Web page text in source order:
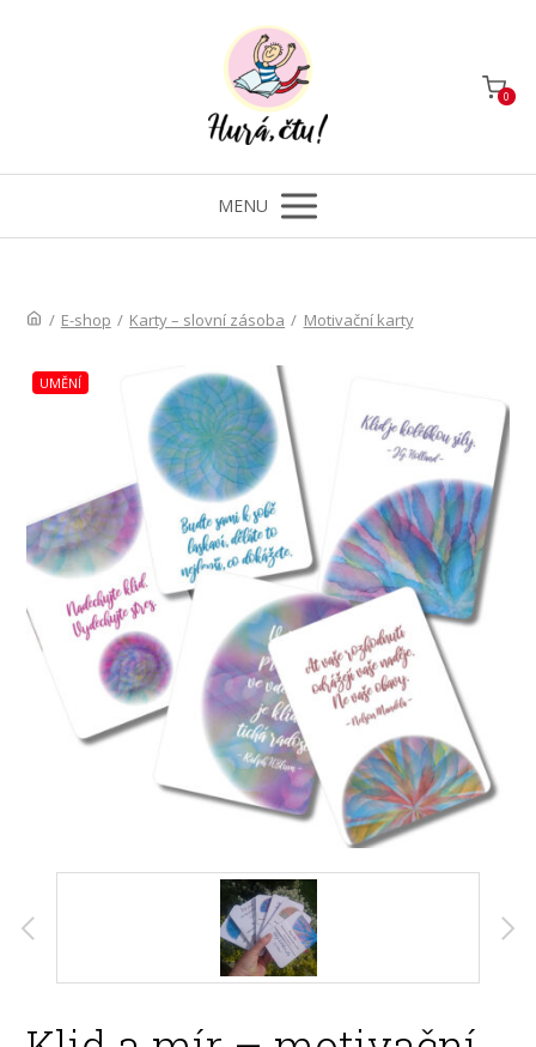
0
MENU
/ E-shop / Karty – slovní zásoba / Motivační karty
UMĚNÍ